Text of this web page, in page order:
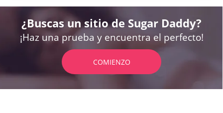
¿Buscas un sitio de Sugar Daddy?
¡Haz una prueba y encuentra el perfecto!
COMIENZO